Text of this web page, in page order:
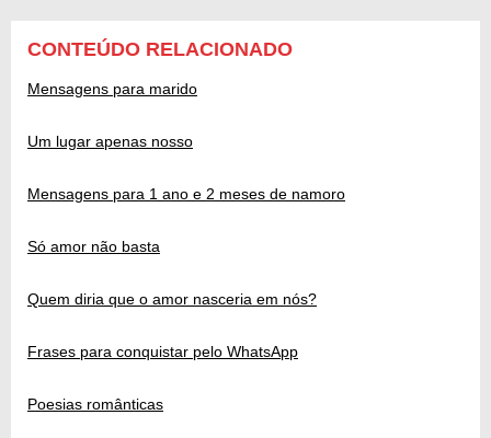
CONTEÚDO RELACIONADO
Mensagens para marido
Um lugar apenas nosso
Mensagens para 1 ano e 2 meses de namoro
Só amor não basta
Quem diria que o amor nasceria em nós?
Frases para conquistar pelo WhatsApp
Poesias românticas